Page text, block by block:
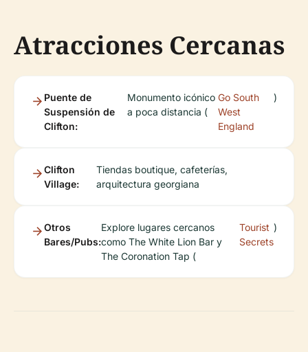
Atracciones Cercanas
Puente de
Suspensión de
Clifton:
Monumento icónico
a poca distancia (
Go South
West
England
)
Clifton
Village:
Tiendas boutique, cafeterías,
arquitectura georgiana
Otros
Bares/Pubs:
Explore lugares cercanos
como The White Lion Bar y
The Coronation Tap (
Tourist
Secrets
)